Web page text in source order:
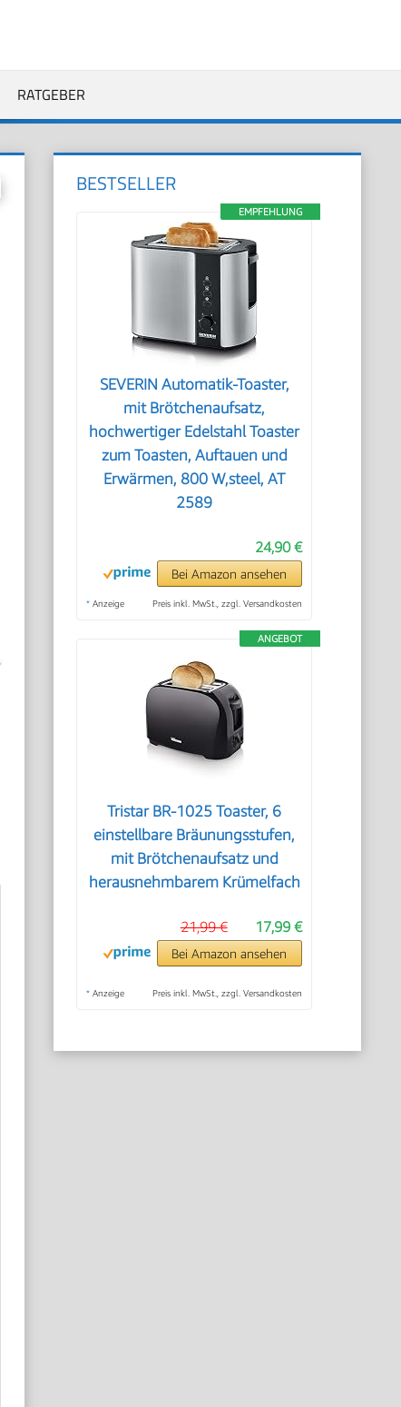
RATGEBER
BESTSELLER
EMPFEHLUNG
SEVERIN Automatik-Toaster,
mit Brötchenaufsatz,
hochwertiger Edelstahl Toaster
zum Toasten, Auftauen und
Erwärmen, 800 W,steel, AT
2589
24,90 €
Bei Amazon ansehen
* Anzeige Preis inkl. MwSt., zzgl. Versandkosten
ANGEBOT
Tristar BR-1025 Toaster, 6
einstellbare Bräunungsstufen,
mit Brötchenaufsatz und
herausnehmbarem Krümelfach
17,99 €
21,99 €
Bei Amazon ansehen
* Anzeige Preis inkl. MwSt., zzgl. Versandkosten